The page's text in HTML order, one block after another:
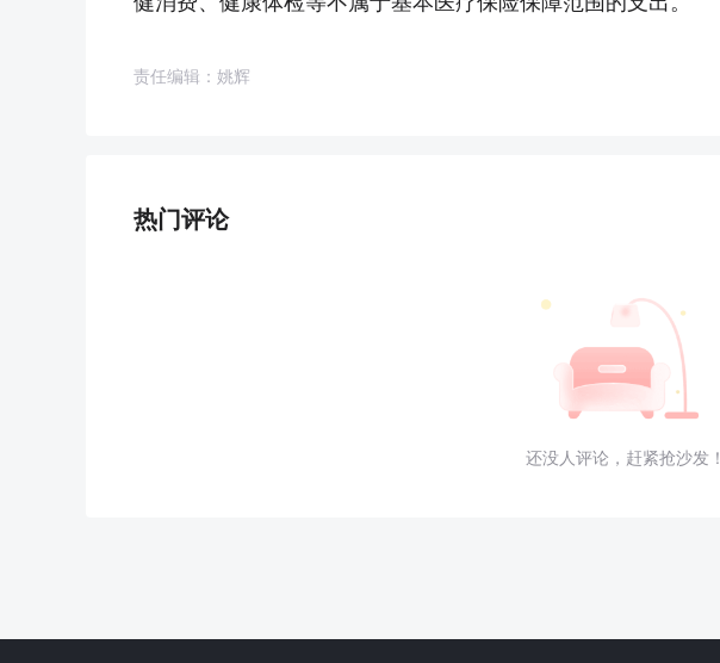
责任编辑：姚辉
热门评论
还没人评论，赶紧抢沙发！